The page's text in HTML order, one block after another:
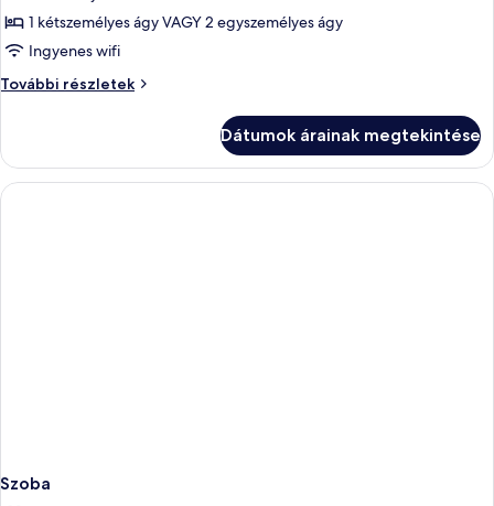
képének
megtekintése:
Basic
szoba
1 kétszemélyes ágy VAGY 2 egyszemélyes ágy
Ingyenes wifi
További részletek
Basic
Dátumok árainak megtekintése
Szoba